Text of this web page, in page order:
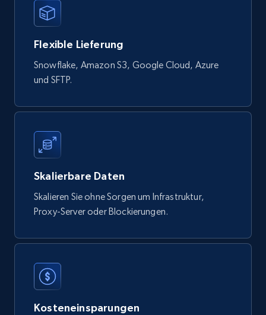
822+
Digikey - Products
Datasheet url, Rohs compliant, and more.
eCommerce
mercadolivre.com.br products
URL, Product id, Title, Breadcrumbs, Category,
Tags, Final price, Original price, and more.
eCommerce
Flexible Lieferung
Snowflake, Amazon S3, Google Cloud, Azure
und SFTP.
Skalierbare Daten
Skalieren Sie ohne Sorgen um Infrastruktur,
Proxy-Server oder Blockierungen.
Kosteneinsparungen